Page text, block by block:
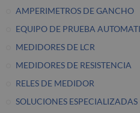
AMPERIMETROS DE GANCHO
EQUIPO DE PRUEBA
MEDIDORES DE LCR
MEDIDORES DE RESISTENCIA
RELES DE MEDIDOR
SOLUCIONES ESPECIALIZADAS